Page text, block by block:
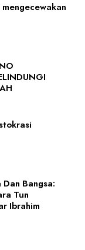
Bangsa:
Tun
Ibrahim